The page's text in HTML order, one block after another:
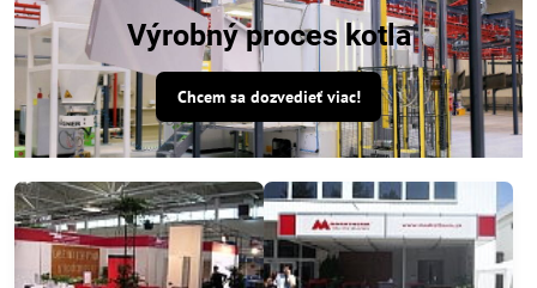
Výrobný proces kotla
Chcem sa dozvedieť viac!